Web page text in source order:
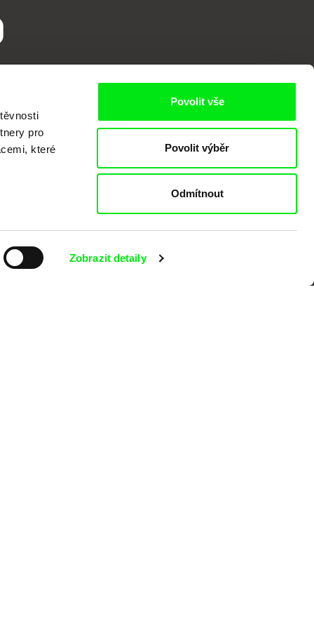
pro
které
Zobrazit detaily
Povolit vše
Povolit výběr
Odmítnout
filmu sdružených do Doc
a podporovat kvalitní autorské